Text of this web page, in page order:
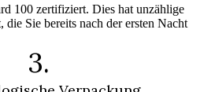
100 zertifiziert. Dies hat unzählige
Sie bereits nach der ersten Nacht
3.